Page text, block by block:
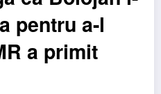
pentru a-l
a primit